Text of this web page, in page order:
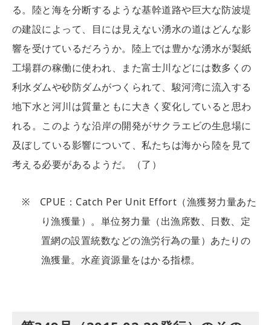
る。陸と海を分断するような基幹道路や巨大な防波堤
の建設によって、目には見えない湧水の道はどんな影
響を受けているだろうか。陸上では豊かな湧水が製紙
工場群の稼働に使われ、また富士川などには数多くの
利水ダムや砂防ダムがつくられて、駿河湾に流入する
地下水と河川は質量ともに大きく変化していると思わ
れる。このような沿岸の開発がサクラエビの生息場に
及ぼしている影響について、私たちは海から陸を見て
考える必要があるようだ。（了）
※ CPUE：Catch Per Unit Effort（漁獲努力量あた
り漁獲量）。単位努力量（出漁席数、日数、定
置網の設置統数などの漁労行為の量）あたりの
漁獲量。水産資源量をはかる指標。